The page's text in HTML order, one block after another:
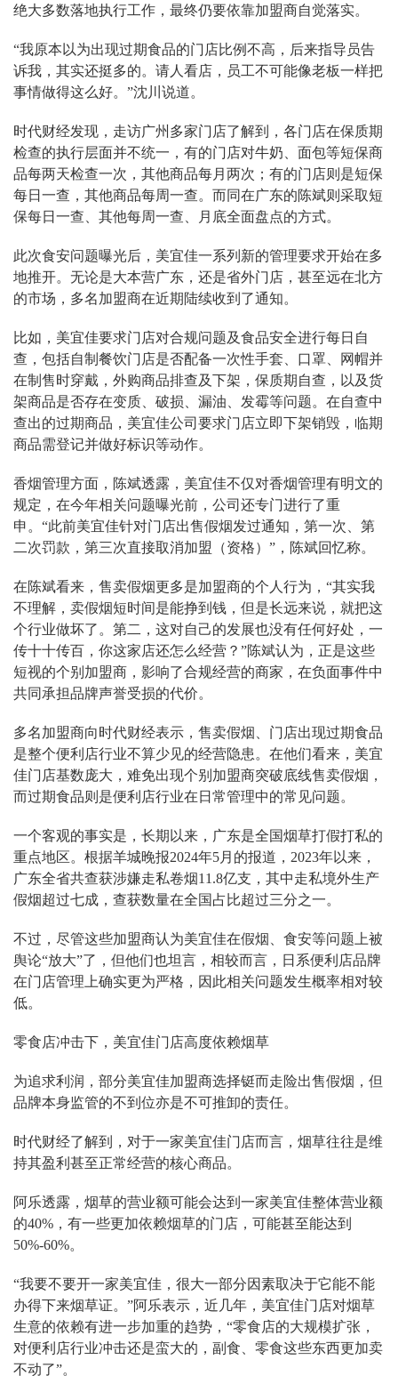
绝大多数落地执行工作，最终仍要依靠加盟商自觉落实。
“我原本以为出现过期食品的门店比例不高，后来指导员告
诉我，其实还挺多的。请人看店，员工不可能像老板一样把
事情做得这么好。”沈川说道。
时代财经发现，走访广州多家门店了解到，各门店在保质期
检查的执行层面并不统一，有的门店对牛奶、面包等短保商
品每两天检查一次，其他商品每月两次；有的门店则是短保
每日一查，其他商品每周一查。而同在广东的陈斌则采取短
保每日一查、其他每周一查、月底全面盘点的方式。
此次食安问题曝光后，美宜佳一系列新的管理要求开始在多
地推开。无论是大本营广东，还是省外门店，甚至远在北方
的市场，多名加盟商在近期陆续收到了通知。
比如，美宜佳要求门店对合规问题及食品安全进行每日自
查，包括自制餐饮门店是否配备一次性手套、口罩、网帽并
在制售时穿戴，外购商品排查及下架，保质期自查，以及货
架商品是否存在变质、破损、漏油、发霉等问题。在自查中
查出的过期商品，美宜佳公司要求门店立即下架销毁，临期
商品需登记并做好标识等动作。
香烟管理方面，陈斌透露，美宜佳不仅对香烟管理有明文的
规定，在今年相关问题曝光前，公司还专门进行了重
申。“此前美宜佳针对门店出售假烟发过通知，第一次、第
二次罚款，第三次直接取消加盟（资格）”，陈斌回忆称。
在陈斌看来，售卖假烟更多是加盟商的个人行为，“其实我
不理解，卖假烟短时间是能挣到钱，但是长远来说，就把这
个行业做坏了。第二，这对自己的发展也没有任何好处，一
传十十传百，你这家店还怎么经营？”陈斌认为，正是这些
短视的个别加盟商，影响了合规经营的商家，在负面事件中
共同承担品牌声誉受损的代价。
多名加盟商向时代财经表示，售卖假烟、门店出现过期食品
是整个便利店行业不算少见的经营隐患。在他们看来，美宜
佳门店基数庞大，难免出现个别加盟商突破底线售卖假烟，
而过期食品则是便利店行业在日常管理中的常见问题。
一个客观的事实是，长期以来，广东是全国烟草打假打私的
重点地区。根据羊城晚报2024年5月的报道，2023年以来，
广东全省共查获涉嫌走私卷烟11.8亿支，其中走私境外生产
假烟超过七成，查获数量在全国占比超过三分之一。
不过，尽管这些加盟商认为美宜佳在假烟、食安等问题上被
舆论“放大”了，但他们也坦言，相较而言，日系便利店品牌
在门店管理上确实更为严格，因此相关问题发生概率相对较
低。
零食店冲击下，美宜佳门店高度依赖烟草
为追求利润，部分美宜佳加盟商选择铤而走险出售假烟，但
品牌本身监管的不到位亦是不可推卸的责任。
时代财经了解到，对于一家美宜佳门店而言，烟草往往是维
持其盈利甚至正常经营的核心商品。
阿乐透露，烟草的营业额可能会达到一家美宜佳整体营业额
的40%，有一些更加依赖烟草的门店，可能甚至能达到
50%-60%。
“我要不要开一家美宜佳，很大一部分因素取决于它能不能
办得下来烟草证。”阿乐表示，近几年，美宜佳门店对烟草
生意的依赖有进一步加重的趋势，“零食店的大规模扩张，
对便利店行业冲击还是蛮大的，副食、零食这些东西更加卖
不动了”。